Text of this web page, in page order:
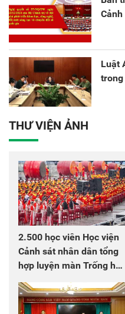
Luật
trong
THƯ VIỆN ẢNH
2.500 học viên Học viện
Cảnh sát nhân dân tổng
hợp luyện màn Trống hội
chào mừng Đại hội Đảng